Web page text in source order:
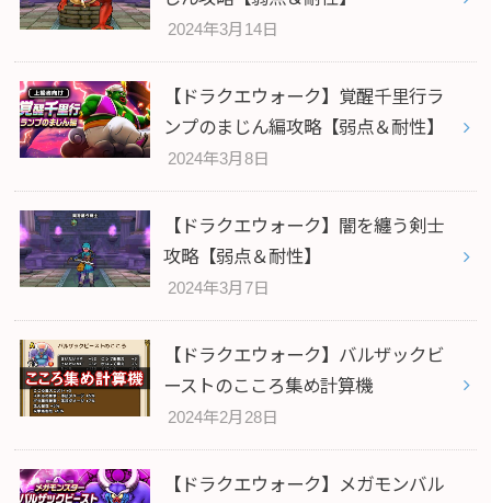
2024年3月14日
【ドラクエウォーク】覚醒千里行ラ
ンプのまじん編攻略【弱点＆耐性】
2024年3月8日
【ドラクエウォーク】闇を纏う剣士
攻略【弱点＆耐性】
2024年3月7日
【ドラクエウォーク】バルザックビ
ーストのこころ集め計算機
2024年2月28日
【ドラクエウォーク】メガモンバル